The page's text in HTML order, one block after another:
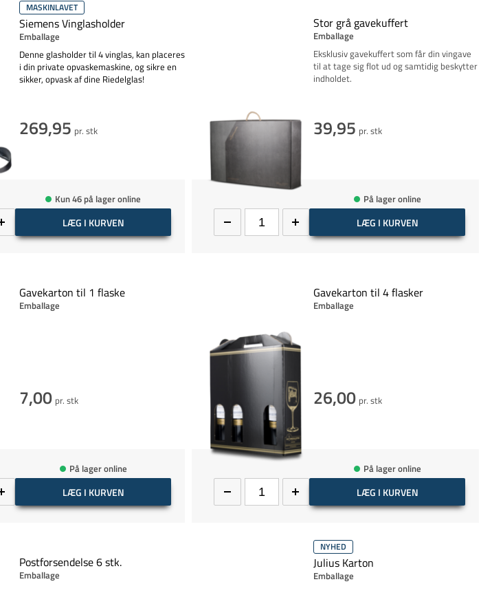
MASKINLAVET
Siemens Vinglasholder
Emballage
Denne glasholder til 4 vinglas, kan placeres
i din private opvaskemaskine, og sikre en
sikker, opvask af dine Riedelglas!
269,95 pr. stk
Kun 46 på lager online
LÆG I KURVEN
Stor grå gavekuffert
Emballage
Eksklusiv gavekuffert som får din vingave
til at tage sig flot ud og samtidig beskytter
indholdet.
39,95 pr. stk
På lager online
LÆG I KURVEN
Gavekarton til 1 flaske
Emballage
7,00 pr. stk
På lager online
LÆG I KURVEN
Gavekarton til 4 flasker
Emballage
26,00 pr. stk
På lager online
LÆG I KURVEN
Postforsendelse 6 stk.
Emballage
NYHED
Julius Karton
Emballage